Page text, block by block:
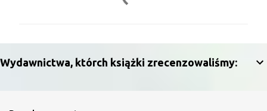
t
Wydawnictwa, którch książki zrecenzowaliśmy: